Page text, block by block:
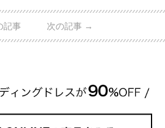
用 2011年9月に結婚した女優の上戸彩さん
のHIROさん。 上戸さんに贈った婚約指輪
記事 次の記事 →